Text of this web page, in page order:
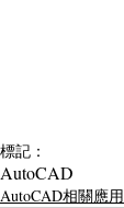
標記：
AutoCAD
AutoCAD相關應用